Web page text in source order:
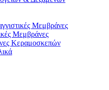
Μεμβράνες
Μεμβράνες
Κεραμοσκεπών